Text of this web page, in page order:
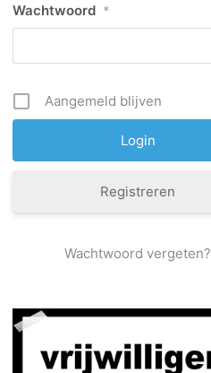
Wachtwoord *
Aangemeld blijven
Registreren
Wachtwoord vergeten?